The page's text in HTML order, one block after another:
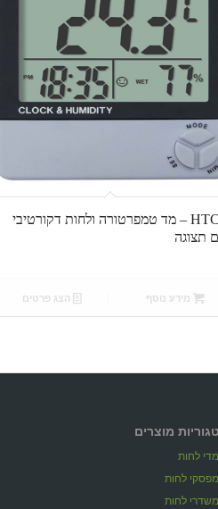
HTC1 – מד טמפרטורה ולחות דקורטיבי
תצוגה
מידע נוסף הצג פרטים
מוצרים
מדי לחות
מפסקי לחות
משדרי לחות